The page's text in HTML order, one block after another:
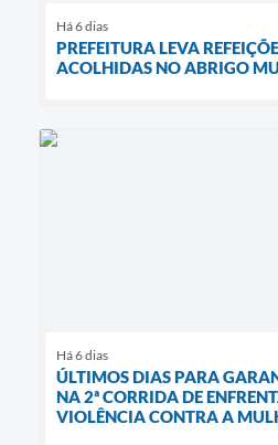
Há 6 dias
PREFEITURA LEVA
ACOLHIDAS NO ABRIGO
Há 6 dias
ÚLTIMOS DIAS PARA
NA 2ª CORRIDA DE
VIOLÊNCIA CONTRA A